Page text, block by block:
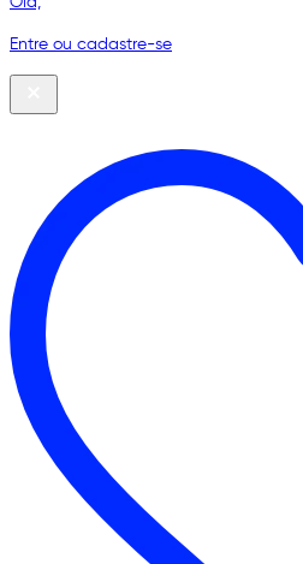
Entre ou cadastre-se